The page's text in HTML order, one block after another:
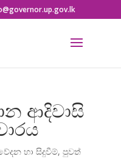
ආදිවාසි
හා සිදුවීම්, පුවත්